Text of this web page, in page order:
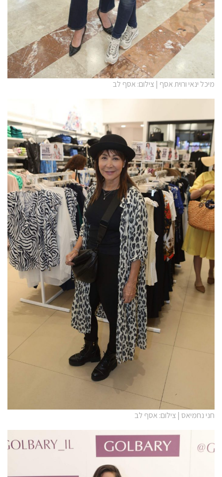
מיכל ינאי ורוית אסף | צילום: אסף לב
חני נחמיאס | צילום: אסף לב